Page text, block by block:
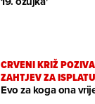
CRVENI KRIŽ
ZAHTJEV ZA
Evo za koga ona